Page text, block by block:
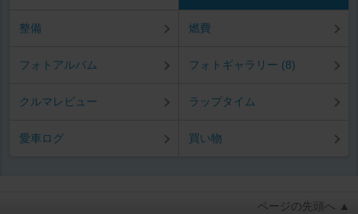
整備 燃費
フォトアルバム フォトギャラリー (8)
クルマレビュー ラップタイム
愛車ログ 買い物
ページの先頭へ ▲